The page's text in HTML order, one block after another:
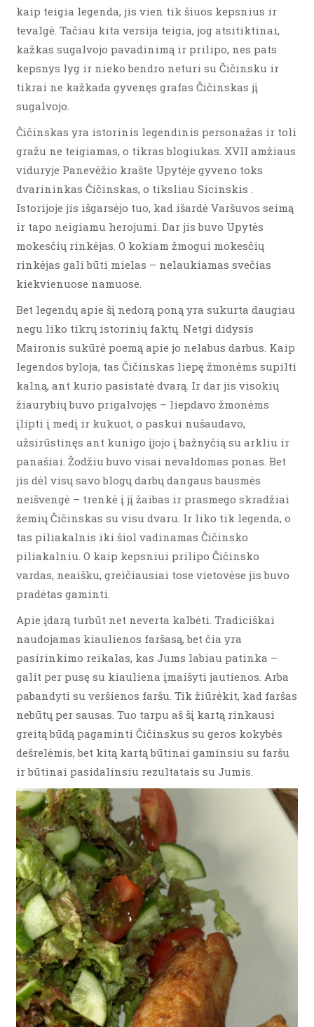
kaip teigia legenda, jis vien tik šiuos kepsnius ir
tevalgė. Tačiau kita versija teigia, jog atsitiktinai,
kažkas sugalvojo pavadinimą ir prilipo, nes pats
kepsnys lyg ir nieko bendro neturi su Čičinsku ir
tikrai ne kažkada gyvenęs grafas Čičinskas jį
sugalvojo.
Čičinskas yra istorinis legendinis personažas ir toli
gražu ne teigiamas, o tikras blogiukas. XVII amžiaus
viduryje Panevėžio krašte Upytėje gyveno toks
dvarininkas Čičinskas, o tiksliau Sicinskis .
Istorijoje jis išgarsėjo tuo, kad išardė Varšuvos seimą
ir tapo neigiamu herojumi. Dar jis buvo Upytės
mokesčių rinkėjas. O kokiam žmogui mokesčių
rinkėjas gali būti mielas – nelaukiamas svečias
kiekvienuose namuose.
Bet legendų apie šį nedorą poną yra sukurta daugiau
negu liko tikrų istorinių faktų. Netgi didysis
Maironis sukūrė poemą apie jo nelabus darbus. Kaip
legendos byloja, tas Čičinskas liepę žmonėms supilti
kalną, ant kurio pasistatė dvarą. Ir dar jis visokių
žiaurybių buvo prigalvojęs – liepdavo žmonėms
įlipti į medį ir kukuot, o paskui nušaudavo,
užsirūstinęs ant kunigo įjojo į bažnyčią su arkliu ir
panašiai. Žodžiu buvo visai nevaldomas ponas. Bet
jis dėl visų savo blogų darbų dangaus bausmės
neišvengė – trenkė į jį žaibas ir prasmego skradžiai
žemių Čičinskas su visu dvaru. Ir liko tik legenda, o
tas piliakalnis iki šiol vadinamas Čičinsko
piliakalniu. O kaip kepsniui prilipo Čičinsko
vardas, neaišku, greičiausiai tose vietovėse jis buvo
pradėtas gaminti.
Apie įdarą turbūt net neverta kalbėti. Tradiciškai
naudojamas kiaulienos faršasą, bet čia yra
pasirinkimo reikalas, kas Jums labiau patinka –
galit per pusę su kiauliena įmaišyti jautienos. Arba
pabandyti su veršienos faršu. Tik žiūrėkit, kad faršas
nebūtų per sausas. Tuo tarpu aš šį kartą rinkausi
greitą būdą pagaminti Čičinskus su geros kokybės
dešrelėmis, bet kitą kartą būtinai gaminsiu su faršu
ir būtinai pasidalinsiu rezultatais su Jumis.